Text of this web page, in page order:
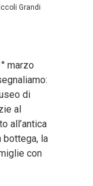
Grandi
marzo
di
al
all’antica
bottega, la
con